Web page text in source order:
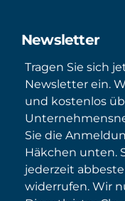
Newsletter
Tragen Sie sich
Newsletter ein.
und kostenlos
Sie die
Häkchen unten.
jederzeit
widerrufen. Wir